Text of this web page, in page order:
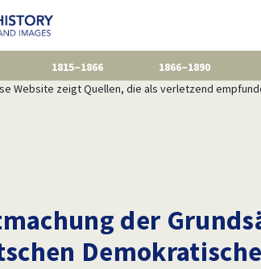
1815–1866 1866–1890
Website zeigt Quellen, die als verletzend
der